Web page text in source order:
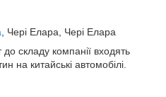
, Чері Елара, Чері Елара
складу компанії входять
на китайські автомобілі.